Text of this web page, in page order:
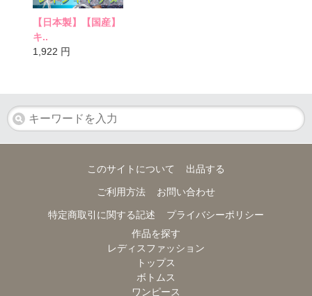
【日本製】【国産】
キ..
1,922 円
このサイトについて 出品する
ご利用方法 お問い合わせ
特定商取引に関する記述
プライバシーポリシー
作品を探す
レディスファッション
トップス
ボトムス
ワンピース